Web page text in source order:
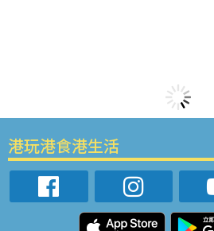
港玩港食港生活